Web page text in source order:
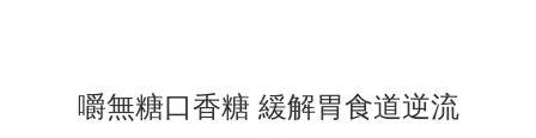
嚼無糖口香糖 緩解胃食道逆流